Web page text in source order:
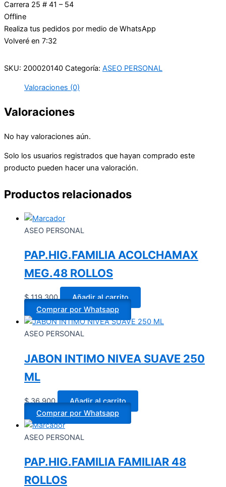
Carrera 25 # 41 – 54
Offline
Realiza tus pedidos por medio de WhatsApp
Volveré en 7:32
SKU: 200020140 Categoría: ASEO PERSONAL
Valoraciones (0)
Valoraciones
No hay valoraciones aún.
Solo los usuarios registrados que hayan comprado este
producto pueden hacer una valoración.
Productos relacionados
ASEO PERSONAL
PAP.HIG.FAMILIA ACOLCHAMAX
MEG.48 ROLLOS
$119.300
Añadir al carrito
Comprar por Whatsapp
ASEO PERSONAL
JABON INTIMO NIVEA SUAVE 250
ML
$36.900
Añadir al carrito
Comprar por Whatsapp
ASEO PERSONAL
PAP.HIG.FAMILIA FAMILIAR 48
ROLLOS